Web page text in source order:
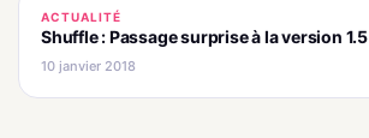
ACTUALITÉ
Shuffle : Passage surprise à la version 1.5
10 janvier 2018